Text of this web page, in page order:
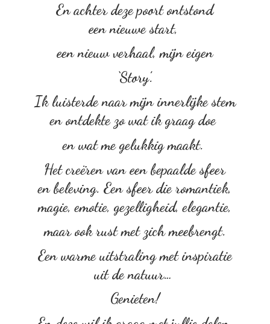
En achter deze poort ontstond
een nieuwe start,
een nieuw verhaal, mijn eigen
‘Story’.
Ik luisterde naar mijn innerlijke stem
en ontdekte zo wat ik graag doe
en wat me gelukkig maakt.
Het creëren van een bepaalde sfeer
en beleving. Een sfeer die romantiek,
magie, emotie, gezelligheid, elegantie,
maar ook rust met zich meebrengt.
Een warme uitstraling met inspiratie
uit de natuur…
Genieten!